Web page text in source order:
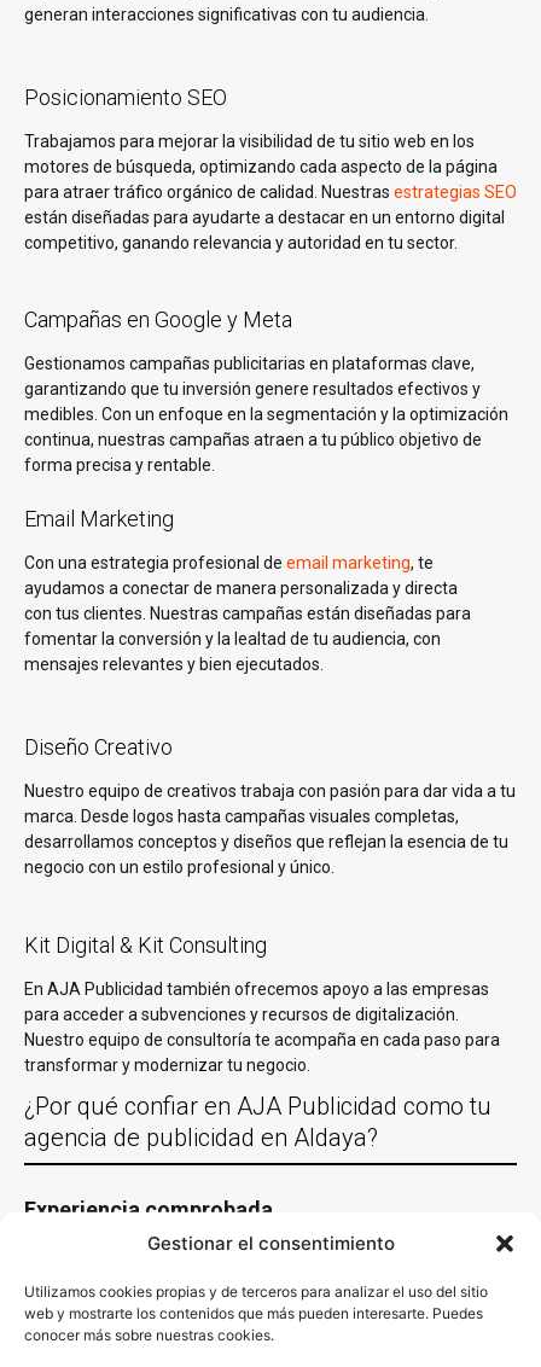
Gestionar el consentimiento
Utilizamos cookies propias y de terceros para analizar el uso del sitio
web y mostrarte los contenidos que más pueden interesarte. Puedes
conocer más sobre nuestras cookies.
generan interacciones significativas con tu audiencia.
Posicionamiento SEO
Trabajamos para mejorar la visibilidad de tu sitio web en los
motores de búsqueda, optimizando cada aspecto de la página
para atraer tráfico orgánico de calidad. Nuestras estrategias SEO
están diseñadas para ayudarte a destacar en un entorno digital
competitivo, ganando relevancia y autoridad en tu sector.
Campañas en Google y Meta
Gestionamos campañas publicitarias en plataformas clave,
garantizando que tu inversión genere resultados efectivos y
medibles. Con un enfoque en la segmentación y la optimización
continua, nuestras campañas atraen a tu público objetivo de
forma precisa y rentable.
Email Marketing
Con una estrategia profesional de email marketing, te
ayudamos a conectar de manera personalizada y directa
con tus clientes. Nuestras campañas están diseñadas para
fomentar la conversión y la lealtad de tu audiencia, con
mensajes relevantes y bien ejecutados.
Diseño Creativo
Nuestro equipo de creativos trabaja con pasión para dar vida a tu
marca. Desde logos hasta campañas visuales completas,
desarrollamos conceptos y diseños que reflejan la esencia de tu
negocio con un estilo profesional y único.
Kit Digital & Kit Consulting
En AJA Publicidad también ofrecemos apoyo a las empresas
para acceder a subvenciones y recursos de digitalización.
Nuestro equipo de consultoría te acompaña en cada paso para
transformar y modernizar tu negocio.
¿Por qué confiar en AJA Publicidad como tu
agencia de publicidad en Aldaya?
Experiencia comprobada
Con más de 30 años de experiencia trabajando con empresas de
especialistas en las diferentes acciones de marketing y
comunicación. Es decir, sabemos y conocemos lo que funciona y